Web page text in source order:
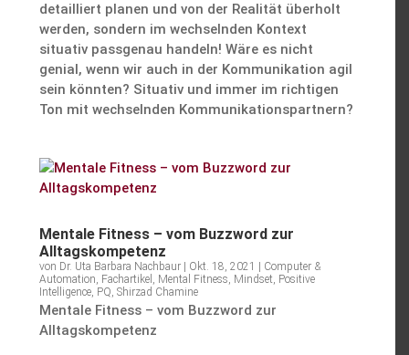
detail­liert planen und von der Realität überholt
werden, sondern im wechselnden Kontext
situativ passgenau handeln! Wäre es nicht
genial, wenn wir auch in der Kommu­ni­ka­tion agil
sein könnten? Situativ und immer im richtigen
Ton mit wechselnden Kommunikationspartnern?
Mentale Fitness – vom Buzzword zur
Alltagskompetenz
von Dr. Uta Barbara Nachbaur Okt. 18, 2021
Computer &
Automation, Fachartikel , Mental Fitness, Mindset, Positive
Intelligence, PQ,Shirzad Chamine
Mentale Fitness – vom Buzzword zur
Alltagskompetenz